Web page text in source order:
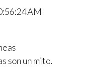
AM
son un mito.